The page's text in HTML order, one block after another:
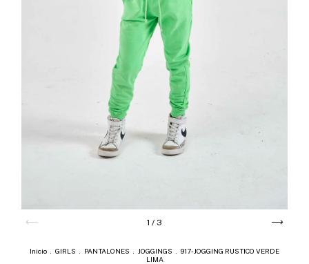
1 / 3
Inicio GIRLS PANTALONES JOGGINGS
917-JOGGING RUSTICO VERDE
LIMA